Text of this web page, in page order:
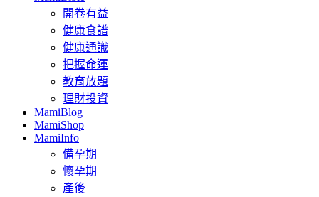
開卷有益
健康食譜
健康通識
把握命運
教育放題
理財投資
MamiBlog
MamiShop
MamiInfo
備孕期
懷孕期
產後